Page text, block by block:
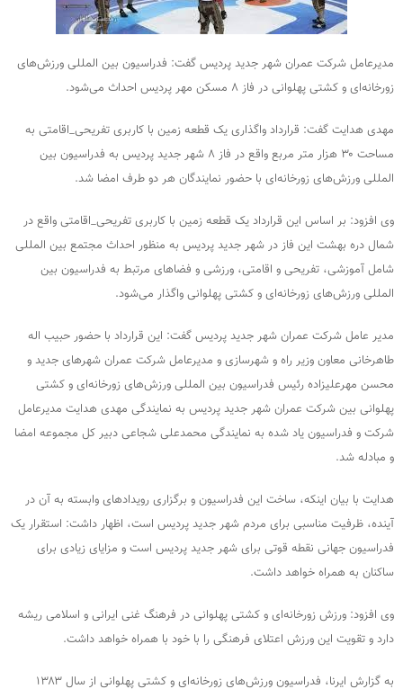
مدیرعامل شرکت عمران شهر جدید پردیس گفت: فدراسیون بین المللی ورزش‌های
زورخانه‌ای و کشتی پهلوانی در فاز ۸ مسکن مهر پردیس احداث می‌شود.
مهدی هدایت گفت: قرارداد واگذاری یک قطعه زمین با کاربری تفریحی_اقامتی به
مساحت ۳۰ هزار متر مربع واقع در فاز ۸ شهر جدید پردیس به فدراسیون بین
المللی ورزش‌های زورخانه‌ای با حضور نمایندگان هر دو طرف امضا شد.
وی افزود: بر اساس این قرارداد یک قطعه زمین با کاربری تفریحی_اقامتی واقع در
شمال دره بهشت این فاز در شهر جدید پردیس به منظور احداث مجتمع بین المللی
شامل آموزشی، تفریحی و اقامتی، ورزشی و فضاهای مرتبط به فدراسیون بین
المللی ورزش‌های زورخانه‌ای و کشتی پهلوانی واگذار می‌شود.
مدیر عامل شرکت عمران شهر جدید پردیس گفت: این قرارداد با حضور حبیب اله
طاهرخانی معاون وزیر راه و شهرسازی و مدیرعامل شرکت عمران شهرهای جدید و
محسن مهرعلیزاده رئیس فدراسیون بین المللی ورزش‌های زورخانه‌ای و کشتی
پهلوانی بین شرکت عمران شهر جدید پردیس به نمایندگی مهدی هدایت مدیرعامل
شرکت و فدراسیون یاد شده به نمایندگی محمدعلی شجاعی دبیر کل مجموعه امضا
و مبادله شد.
هدایت با بیان اینکه، ساخت این فدراسیون و برگزاری رویدادهای وابسته به آن در
آینده، ظرفیت مناسبی برای مردم شهر جدید پردیس است، اظهار داشت: استقرار یک
فدراسیون جهانی نقطه قوتی برای شهر جدید پردیس است و مزایای زیادی برای
ساکنان به همراه خواهد داشت.
وی افزود: ورزش زورخانه‌ای و کشتی پهلوانی در فرهنگ غنی ایرانی و اسلامی ریشه
دارد و تقویت این ورزش اعتلای فرهنگی را با خود با همراه خواهد داشت.
به گزارش ایرنا، فدراسیون ورزش‌های زورخانه‌ای و کشتی پهلوانی از سال ۱۳۸۳